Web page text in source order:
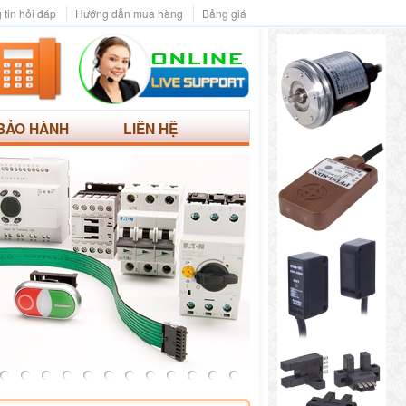
Bảng giá
Hướng dẫn mua hàng
tin hỏi đáp
HÀNH LIÊN HỆ